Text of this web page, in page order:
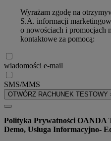
Wyrażam zgodę na
S.A. informacji
o nowościach i promocjach
kontaktowe za pomocą:
wiadomości e-mail
SMS/MMS
OTWÓRZ RACHUNEK TESTOWY
Polityka Prywatności OANDA
Demo, Usługa Informacyjno-